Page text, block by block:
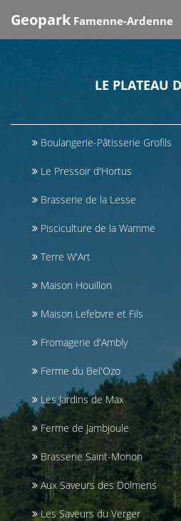
Geopark Famenne-Ardenne
LE PLATEAU
Boulangerie-Pâtisserie Grofils
Le Pressoir d'Hortus
Brasserie de la Lesse
Pisciculture de la Wamme
Terre W'Art
Maison Houillon
Maison Lefebvre et Fils
Fromagerie d'Ambly
Ferme du Bel'Ozo
Les Jardins de Max
Ferme de Jambjoule
Brasserie Saint-Monon
Aux Saveurs des Dolmens
Les Saveurs du Verger